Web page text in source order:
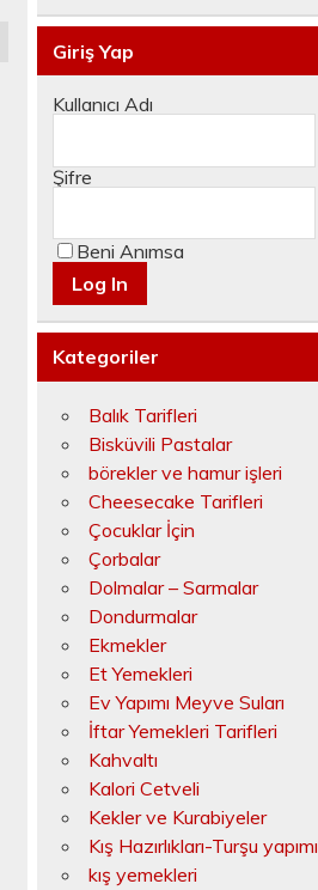
Giriş Yap
Kullanıcı Adı
Şifre
Beni Anımsa
Kategoriler
Balık Tarifleri
Bisküvili Pastalar
börekler ve hamur işleri
Cheesecake Tarifleri
Çocuklar İçin
Çorbalar
Dolmalar – Sarmalar
Dondurmalar
Ekmekler
Et Yemekleri
Ev Yapımı Meyve Suları
İftar Yemekleri Tarifleri
Kahvaltı
Kalori Cetveli
Kekler ve Kurabiyeler
Kış Hazırlıkları-Turşu yapımı
kış yemekleri